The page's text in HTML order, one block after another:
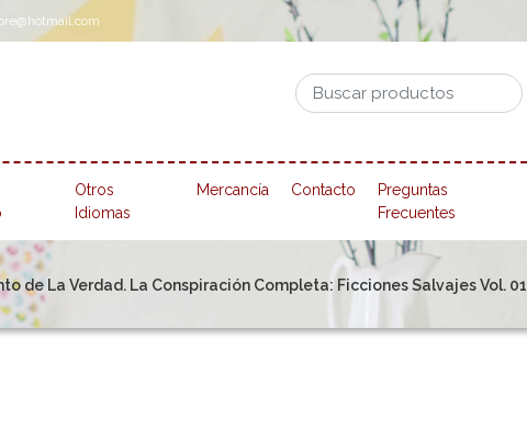
Otros
Idiomas
Mercancía Contacto
Preguntas
Frecuentes
de La Verdad. La Conspiración Completa: Ficciones Salvajes Vol. 01